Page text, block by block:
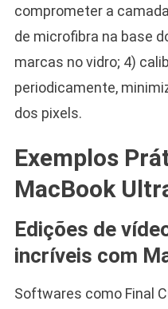
comprometer a
de microfibra na base
marcas no vidro; 4)
periodicamente,
dos pixels.
Exemplos
MacBook
Edições de
incríveis com
Softwares como Final